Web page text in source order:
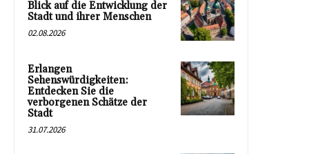
Blick auf die Entwicklung der
Stadt und ihrer Menschen
02.08.2026
Erlangen
Sehenswürdigkeiten:
Entdecken Sie die
verborgenen Schätze der
Stadt
31.07.2026